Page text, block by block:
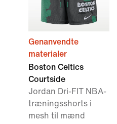
Genanvendte
materialer
Boston Celtics
Courtside
Jordan Dri-FIT NBA-
træningsshorts i
mesh til mænd